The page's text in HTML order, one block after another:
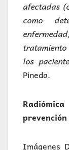
afectadas
como
los
Pineda.
Imágenes